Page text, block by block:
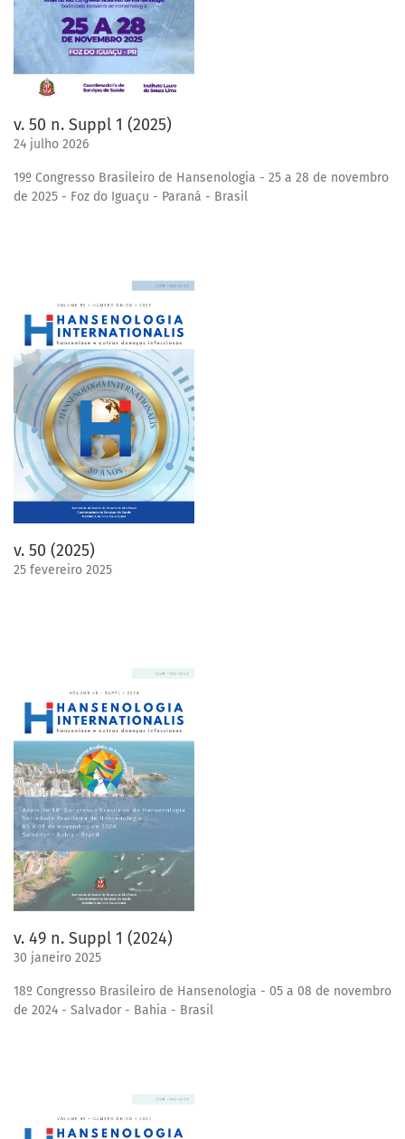
v. 50 n. Suppl 1 (2025)
24 julho 2026
19º Congresso Brasileiro de Hansenologia - 25 a 28 de novembro
de 2025 - Foz do Iguaçu - Paraná - Brasil
v. 50 (2025)
25 fevereiro 2025
v. 49 n. Suppl 1 (2024)
30 janeiro 2025
18º Congresso Brasileiro de Hansenologia - 05 a 08 de novembro
de 2024 - Salvador - Bahia - Brasil